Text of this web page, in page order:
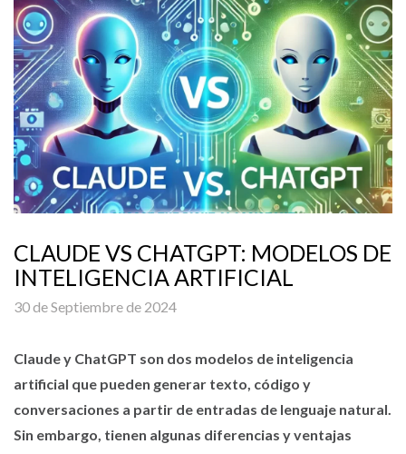
CLAUDE VS CHATGPT: MODELOS DE
INTELIGENCIA ARTIFICIAL
30 de Septiembre de 2024
Claude y ChatGPT son dos modelos de inteligencia
artificial que pueden generar texto, código y
conversaciones a partir de entradas de lenguaje natural.
Sin embargo, tienen algunas diferencias y ventajas